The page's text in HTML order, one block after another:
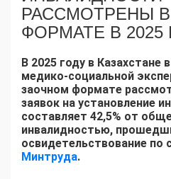
РАССМОТРЕНЫ
ФОРМАТЕ В 2025
В 2025 году в Казахстане
медико-социальной
заочном формате
заявок на установление
составляет 42,5% от
инвалидностью,
освидетельствование по
Минтруда.